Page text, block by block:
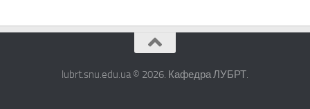
lubrt.snu.edu.ua © 2026. Кафедра ЛУБРТ.